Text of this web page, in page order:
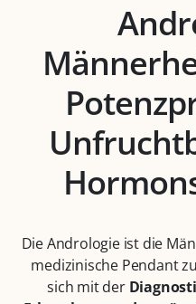
Die Andrologie ist die
medizinische Pendant
sich mit der